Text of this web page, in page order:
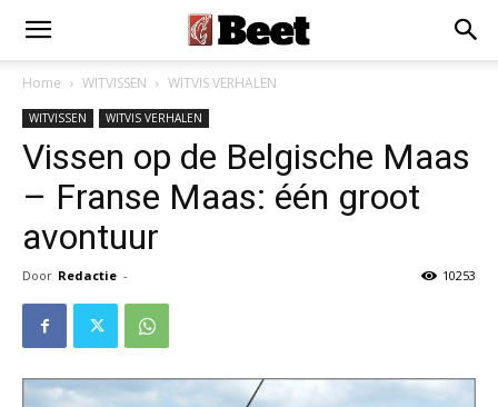
Home WITVISSEN WITVIS VERHALEN
WITVISSEN WITVIS VERHALEN
Vissen op de Belgische Maas
– Franse Maas: één groot
avontuur
Door Redactie - 10253